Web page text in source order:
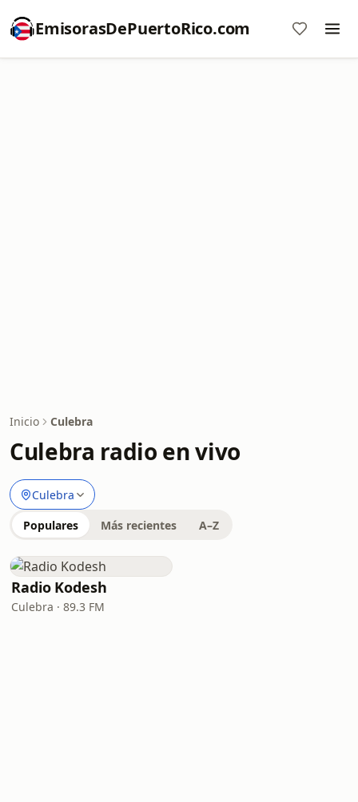
EmisorasDePuertoRico.com
Inicio Culebra
Culebra radio en vivo
Culebra
Populares Más recientes A–Z
Radio Kodesh
Culebra · 89.3 FM